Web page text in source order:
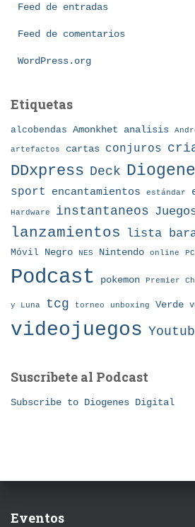
Feed de entradas
Feed de comentarios
WordPress.org
Etiquetas
alcobendas Amonkhet analisis
artefactos cartas conjuros
DDxpress Deck
sport
encantamientos estándar
Hardware instantaneos
lanzamientos lista
Móvil Negro NES Nintendo online PC
Podcast pokemon Premier
y Luna tcg torneo unboxing Verde
videojuegos
Suscribete al Podcast
Subscribe to Diogenes Digital
Eventos